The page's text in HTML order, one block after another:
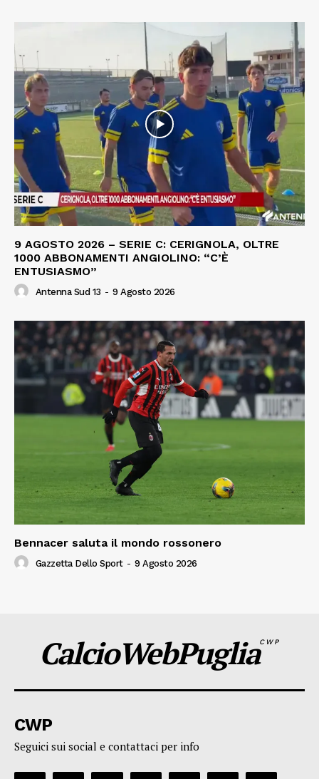
9 AGOSTO 2026 – SERIE C: CERIGNOLA, OLTRE
1000 ABBONAMENTI ANGIOLINO: “C’È
ENTUSIASMO”
Antenna Sud 13 - 9 Agosto 2026
Bennacer saluta il mondo rossonero
Gazzetta Dello Sport - 9 Agosto 2026
CalcioWebPugliaCWP
CWP
Seguici sui social e contattaci per info